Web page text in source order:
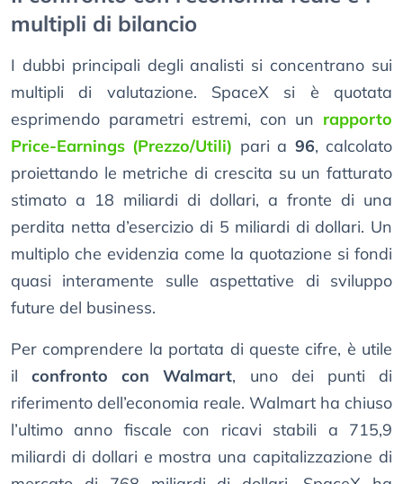
multipli di bilancio
I dubbi principali degli analisti si concentrano sui
multipli di valutazione. SpaceX si è quotata
esprimendo parametri estremi, con un rapporto
Price-Earnings (Prezzo/Utili) pari a 96, calcolato
proiettando le metriche di crescita su un fatturato
stimato a 18 miliardi di dollari, a fronte di una
perdita netta d’esercizio di 5 miliardi di dollari. Un
multiplo che evidenzia come la quotazione si fondi
quasi interamente sulle aspettative di sviluppo
future del business.
Per comprendere la portata di queste cifre, è utile
ilconfronto con Walmart, uno dei punti di
riferimento dell’economia reale. Walmart ha chiuso
l’ultimo anno fiscale con ricavi stabili a 715,9
miliardi di dollari e mostra una capitalizzazione di